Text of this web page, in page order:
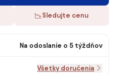
Sledujte cenu
Na odoslanie o 5 týždňov
Všetky doručenia